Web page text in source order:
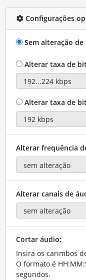
Configurações
Sem alteração
Alterar taxa de
Alterar taxa de
Alterar frequência
Alterar canais de
Cortar áudio:
Insira os carimbos
O formato é
segundos.